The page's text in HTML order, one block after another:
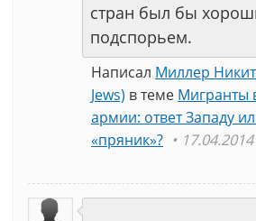
стран был бы
подспорьем.
Написал Миллер
Jews) в теме Мигранты
армии: ответ Западу
«пряник»?
17.04.2014